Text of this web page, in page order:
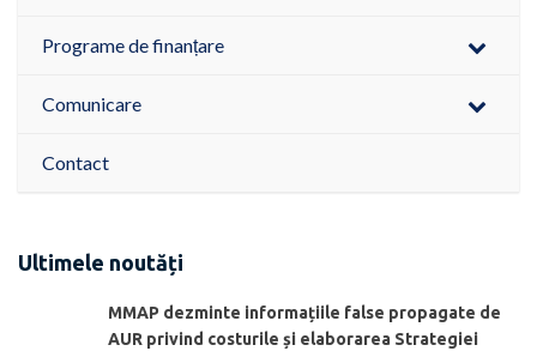
Programe de finanțare
Comunicare
Contact
Ultimele noutăți
MMAP dezminte informațiile false propagate de
AUR privind costurile și elaborarea Strategiei